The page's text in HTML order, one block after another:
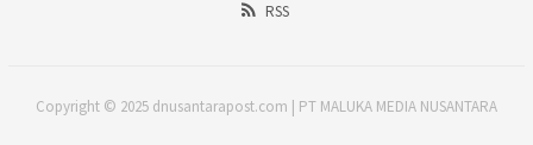
RSS
Copyright © 2025 dnusantarapost.com | PT MALUKA MEDIA NUSANTARA